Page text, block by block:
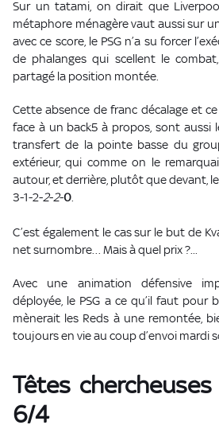
Sur un tatami, on dirait que
métaphore ménagère vaut aussi sur
avec ce score, le PSG n’a su forcer
de phalanges qui scellent le
partagé la position montée.
Cette absence de franc décalage et
face à un back5 à propos, sont aussi
transfert de la pointe basse du
extérieur, qui comme on le
autour, et derrière, plutôt que devant,
3-1-2-2-2-0
C’est également le cas sur le but de
net surnombre… Mais à quel prix ?...
Avec une animation défensive
déployée, le PSG a ce qu’il faut pour
mènerait les Reds à une remontée,
toujours en vie au coup d’envoi mardi
Têtes
6/4